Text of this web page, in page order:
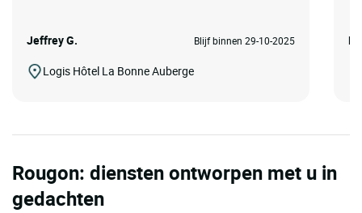
Jeffrey G. Blijf binnen 29-10-2025
Logis Hôtel La Bonne Auberge
Rougon: diensten ontworpen met u in
gedachten